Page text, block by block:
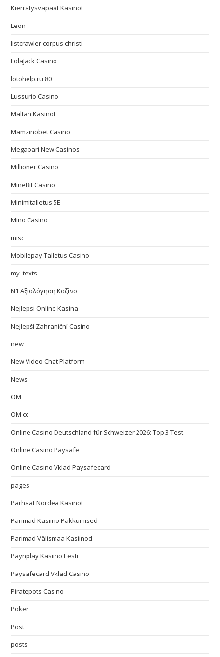
Kierrätysvapaat Kasinot
Leon
listcrawler corpus christi
LolaJack Casino
lotohelp.ru 80
Lussurio Casino
Maltan Kasinot
Mamzinobet Casino
Megapari New Casinos
Millioner Casino
MineBit Casino
Minimitalletus 5E
Mino Casino
misc
Mobilepay Talletus Casino
my_texts
N1 Αξιολόγηση Καζίνο
Nejlepsi Online Kasina
Nejlepší Zahraniční Casino
new
New Video Chat Platform
News
OM
OM cc
Online Casino Deutschland für Schweizer 2026: Top 3 Test
Online Casino Paysafe
Online Casino Vklad Paysafecard
pages
Parhaat Nordea Kasinot
Parimad Kasiino Pakkumised
Parimad Välismaa Kasiinod
Paynplay Kasiino Eesti
Paysafecard Vklad Casino
Piratepots Casino
Poker
Post
posts